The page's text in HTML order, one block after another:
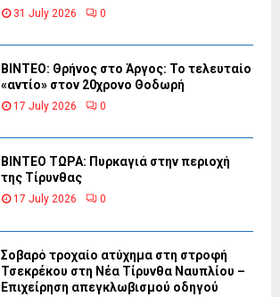
31 July 2026 0
ΒΙΝΤΕΟ: Θρήνος στο Άργος: Το τελευταίο
«αντίο» στον 20χρονο Θοδωρή
17 July 2026 0
ΒΙΝΤΕΟ ΤΩΡΑ: Πυρκαγιά στην περιοχή
της Τίρυνθας
17 July 2026 0
Σοβαρό τροχαίο ατύχημα στη στροφή
Τσεκρέκου στη Νέα Τίρυνθα Ναυπλίου –
Επιχείρηση απεγκλωβισμού οδηγού